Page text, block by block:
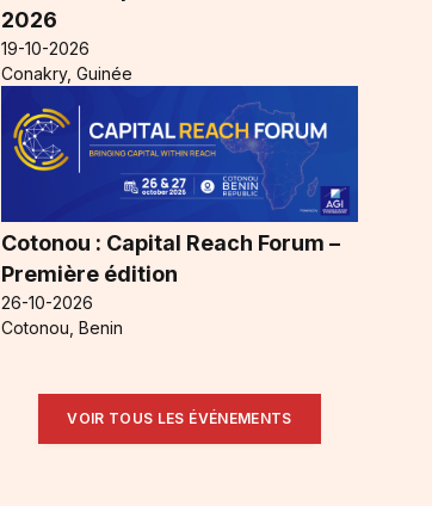
2026
19-10-2026
Conakry, Guinée
Cotonou : Capital Reach Forum –
Première édition
26-10-2026
Cotonou, Benin
VOIR TOUS LES ÉVÉNEMENTS